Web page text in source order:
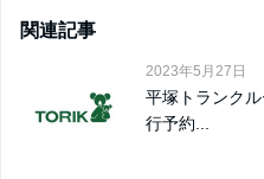
関連記事
2023年5月27日
平塚トランク
行予約...